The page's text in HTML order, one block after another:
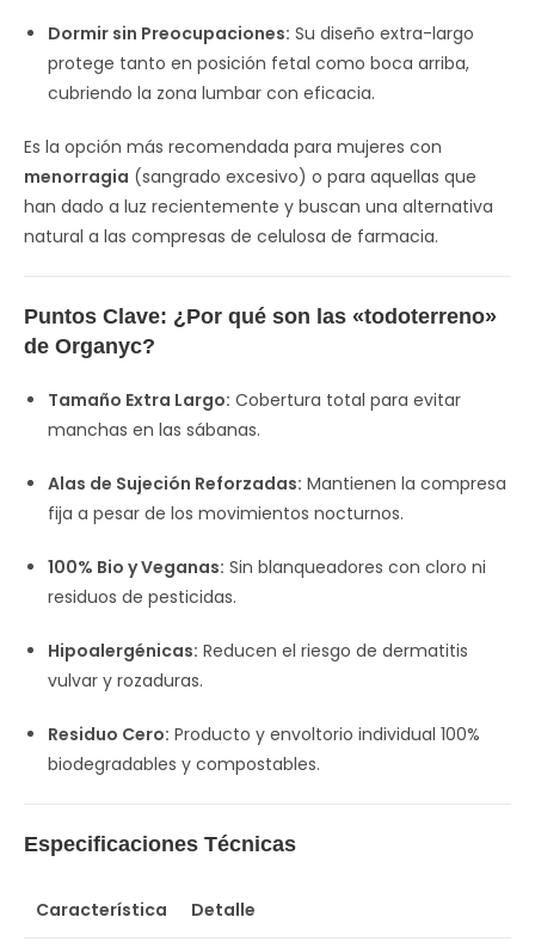
Dormir sin Preocupaciones: Su diseño extra-largo
protege tanto en posición fetal como boca arriba,
cubriendo la zona lumbar con eficacia.
Es la opción más recomendada para mujeres con
menorragia (sangrado excesivo) o para aquellas que
han dado a luz recientemente y buscan una alternativa
natural a las compresas de celulosa de farmacia.
Puntos Clave: ¿Por qué son las «todoterreno»
de Organyc?
Tamaño Extra Largo: Cobertura total para evitar
manchas en las sábanas.
Alas de Sujeción Reforzadas: Mantienen la compresa
fija a pesar de los movimientos nocturnos.
100% Bio y Veganas: Sin blanqueadores con cloro ni
residuos de pesticidas.
Hipoalergénicas: Reducen el riesgo de dermatitis
vulvar y rozaduras.
Residuo Cero: Producto y envoltorio individual 100%
biodegradables y compostables.
Especificaciones Técnicas
Característica Detalle